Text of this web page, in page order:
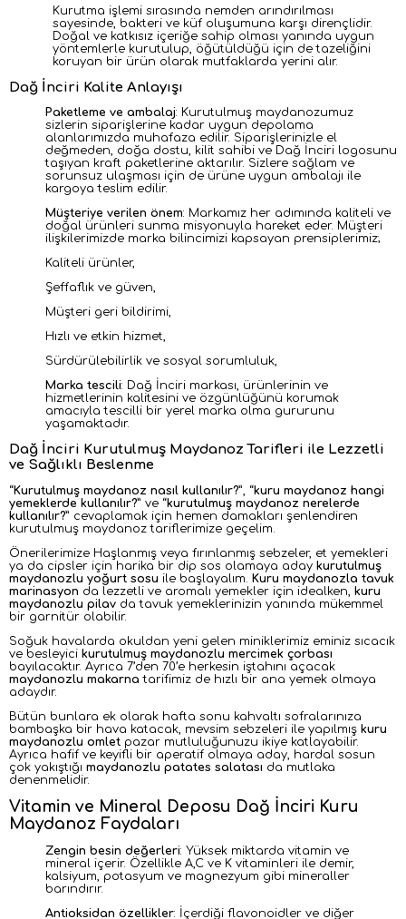
Kurutma işlemi sırasında nemden arındırılması
sayesinde, bakteri ve küf oluşumuna karşı dirençlidir.
Doğal ve katkısız içeriğe sahip olması yanında uygun
yöntemlerle kurutulup, öğütüldüğü için de tazeliğini
koruyan bir ürün olarak mutfaklarda yerini alır.
Dağ İnciri Kalite Anlayışı
Paketleme ve ambalaj: Kurutulmuş maydanozumuz
sizlerin siparişlerine kadar uygun depolama
alanlarımızda muhafaza edilir. Siparişlerinizle el
değmeden, doğa dostu, kilit sahibi ve Dağ İnciri logosunu
taşıyan kraft paketlerine aktarılır. Sizlere sağlam ve
sorunsuz ulaşması için de ürüne uygun ambalajı ile
kargoya teslim edilir.
Müşteriye verilen önem: Markamız her adımında kaliteli ve
doğal ürünleri sunma misyonuyla hareket eder. Müşteri
ilişkilerimizde marka bilincimizi kapsayan prensiplerimiz;
Kaliteli ürünler,
Şeffaflık ve güven,
Müşteri geri bildirimi,
Hızlı ve etkin hizmet,
Sürdürülebilirlik ve sosyal sorumluluk,
Marka tescili: Dağ İnciri markası, ürünlerinin ve
hizmetlerinin kalitesini ve özgünlüğünü korumak
amacıyla tescilli bir yerel marka olma gururunu
yaşamaktadır.
Dağ İnciri Kurutulmuş Maydanoz Tarifleri ile Lezzetli
ve Sağlıklı Beslenme
“Kurutulmuş maydanoz nasıl kullanılır?”, “kuru maydanoz hangi
yemeklerde kullanılır?” ve “kurutulmuş maydanoz nerelerde
kullanılır?” cevaplamak için hemen damakları şenlendiren
kurutulmuş maydanoz tariflerimize geçelim.
Önerilerimize Haşlanmış veya fırınlanmış sebzeler, et yemekleri
ya da cipsler için harika bir dip sos olamaya aday kurutulmuş
maydanozlu yoğurt sosu ile başlayalım. Kuru maydanozla tavuk
marinasyon da lezzetli ve aromalı yemekler için idealken, kuru
maydanozlu pilav da tavuk yemeklerinizin yanında mükemmel
bir garnitür olabilir.
Soğuk havalarda okuldan yeni gelen miniklerimiz eminiz sıcacık
ve besleyici kurutulmuş maydanozlu mercimek çorbası
bayılacaktır. Ayrıca 7’den 70’e herkesin iştahını açacak
maydanozlu makarna tarifimiz de hızlı bir ana yemek olmaya
adaydır.
Bütün bunlara ek olarak hafta sonu kahvaltı sofralarınıza
bambaşka bir hava katacak, mevsim sebzeleri ile yapılmış kuru
maydanozlu omlet pazar mutluluğunuzu ikiye katlayabilir.
Ayrıca hafif ve keyifli bir aperatif olmaya aday, hardal sosun
çok yakıştığı maydanozlu patates salatası da mutlaka
denenmelidir.
Vitamin ve Mineral Deposu Dağ İnciri Kuru
Maydanoz Faydaları
Zengin besin değerleri: Yüksek miktarda vitamin ve
mineral içerir. Özellikle A,C ve K vitaminleri ile demir,
kalsiyum, potasyum ve magnezyum gibi mineraller
barındırır.
Antioksidan özellikler: İçerdiği flavonoidler ve diğer